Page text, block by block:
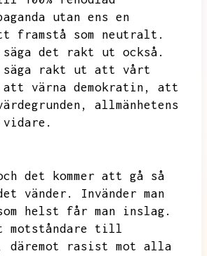
utan ens en
framstå som neutralt.
säga det rakt ut också.
säga rakt ut att vårt
att värna demokratin,
att
allmänhetens
det kommer att gå så
vänder.
Invänder man
helst får man inslag.
motståndare till
däremot rasist mot alla